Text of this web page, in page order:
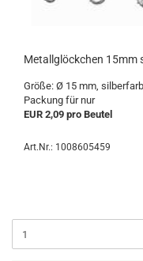
Metallglöckchen 15mm
Größe: Ø 15 mm,
Packung für nur
EUR 2,09 pro Beutel
Art.Nr.: 1008605459